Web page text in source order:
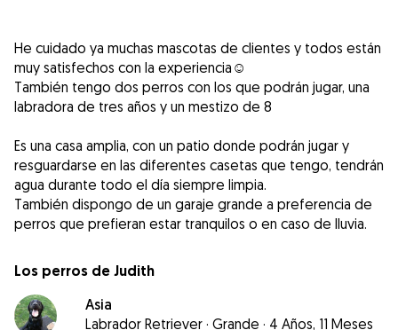
He cuidado ya muchas mascotas de clientes y todos están
muy satisfechos con la experiencia☺️
También tengo dos perros con los que podrán jugar, una
labradora de tres años y un mestizo de 8
Es una casa amplia, con un patio donde podrán jugar y
resguardarse en las diferentes casetas que tengo, tendrán
agua durante todo el día siempre limpia.
También dispongo de un garaje grande a preferencia de
perros que prefieran estar tranquilos o en caso de lluvia.
Los perros de Judith
Asia
Labrador Retriever · Grande · 4 Años, 11 Meses